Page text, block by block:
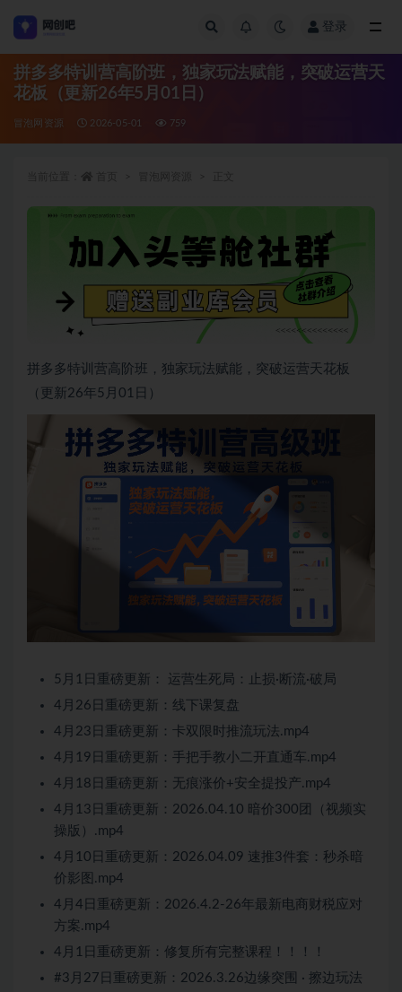
登录
拼多多特训营高阶班，独家玩法赋能，突破运营天
花板（更新26年5月01日）
冒泡网资源 2026-05-01 759
拼多多特训营高阶班，独家玩法赋能，突破运营天花板
（更新26年5月01日）
5月1日重磅更新： 运营生死局：止损·断流·破局
4月26日重磅更新：线下课复盘
4月23日重磅更新：卡双限时推流玩法.mp4
4月19日重磅更新：手把手教小二开直通车.mp4
4月18日重磅更新：无痕涨价+安全提投产.mp4
4月13日重磅更新：2026.04.10 暗价300团（视频实
操版）.mp4
4月10日重磅更新：2026.04.09 速推3件套：秒杀暗
价影图.mp4
4月4日重磅更新：2026.4.2-26年最新电商财税应对
方案.mp4
4月1日重磅更新：修复所有完整课程！！！！
#3月27日重磅更新：2026.3.26边缘突围 · 擦边玩法